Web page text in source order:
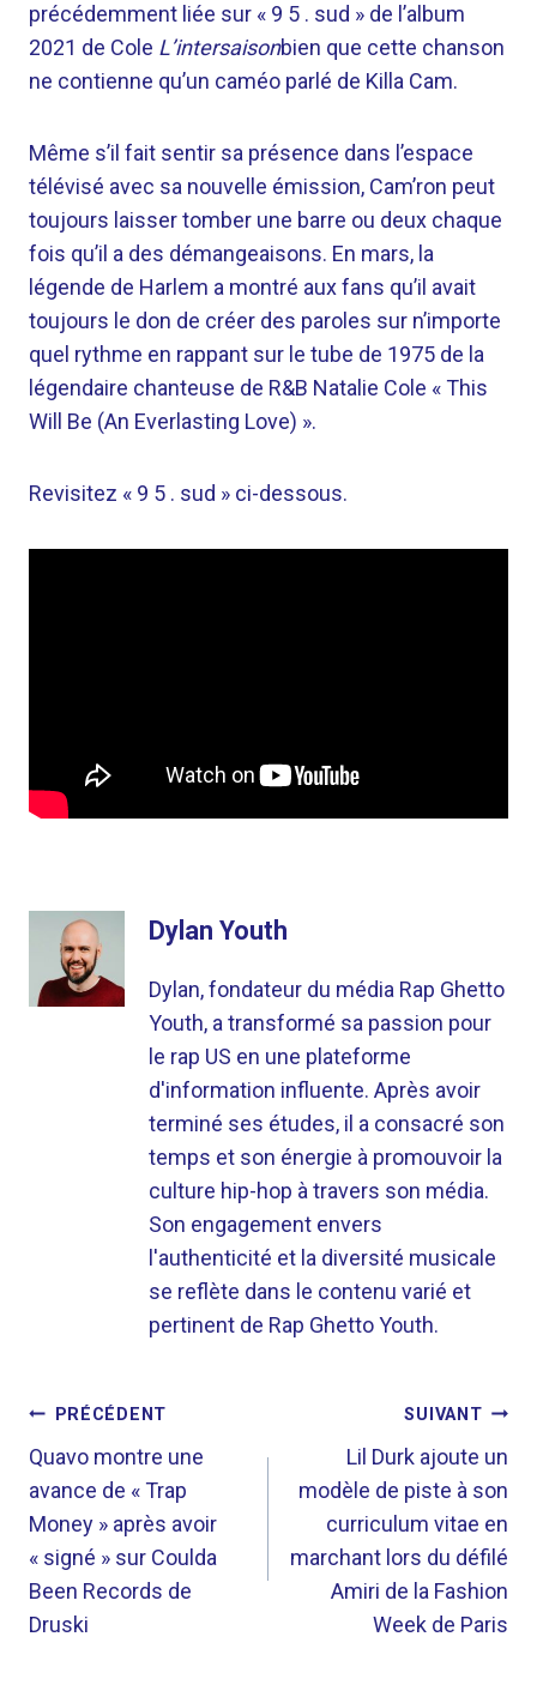
précédemment liée sur « 9 5 . sud » de l’album
2021 de Cole L’intersaisonbien que cette chanson
ne contienne qu’un caméo parlé de Killa Cam.
Même s’il fait sentir sa présence dans l’espace
télévisé avec sa nouvelle émission, Cam’ron peut
toujours laisser tomber une barre ou deux chaque
fois qu’il a des démangeaisons. En mars, la
légende de Harlem a montré aux fans qu’il avait
toujours le don de créer des paroles sur n’importe
quel rythme en rappant sur le tube de 1975 de la
légendaire chanteuse de R&B Natalie Cole « This
Will Be (An Everlasting Love) ».
Revisitez « 9 5 . sud » ci-dessous.
Dylan Youth
Dylan, fondateur du média Rap Ghetto
Youth, a transformé sa passion pour
le rap US en une plateforme
d'information influente. Après avoir
terminé ses études, il a consacré son
temps et son énergie à promouvoir la
culture hip-hop à travers son média.
Son engagement envers
l'authenticité et la diversité musicale
se reflète dans le contenu varié et
pertinent de Rap Ghetto Youth.
NAVIGATION
DE
L’ARTICLE
PRÉCÉDENT
Quavo montre une
avance de « Trap
Money » après avoir
« signé » sur Coulda
Been Records de
Druski
SUIVANT
Lil Durk ajoute un
modèle de piste à son
curriculum vitae en
marchant lors du défilé
Amiri de la Fashion
Week de Paris